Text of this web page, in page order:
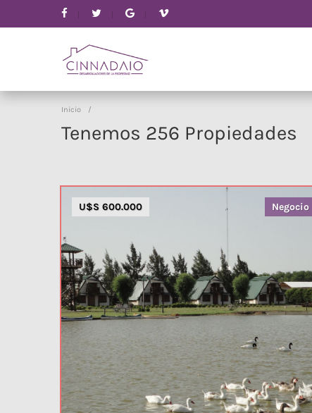
Inicio /
Tenemos 256 Propiedades
U$S 600.000 Negocio